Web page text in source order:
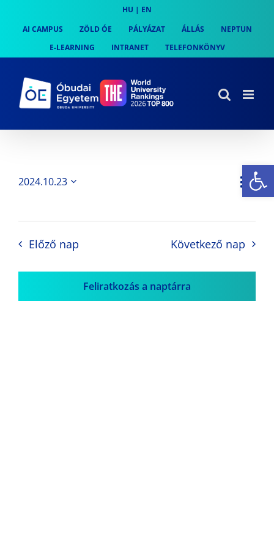
content
HU | EN
AI CAMPUS
ZÖLD ÓE PÁLYÁZAT ÁLLÁS
NEPTUN
E-LEARNING
INTRANET TELEFONKÖNYV
Nap
2024.10.23
Előző nap Következő nap
Feliratkozás a naptárra